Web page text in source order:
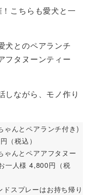
こちらも愛犬と一
犬とのペアランチ
フタヌーンティー
しながら、モノ作り
んとペアランチ付き)
（税込）
んとペアアフタヌー
一人様 4,800円（税
スプレーはお持ち帰り